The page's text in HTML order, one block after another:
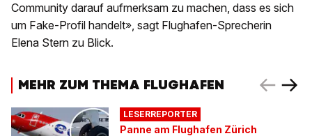
Community darauf aufmerksam zu machen, dass es sich
um Fake-Profil handelt», sagt Flughafen-Sprecherin
Elena Stern zu Blick.
MEHR ZUM THEMA FLUGHAFEN
LESERREPORTER
Panne am Flughafen Zürich